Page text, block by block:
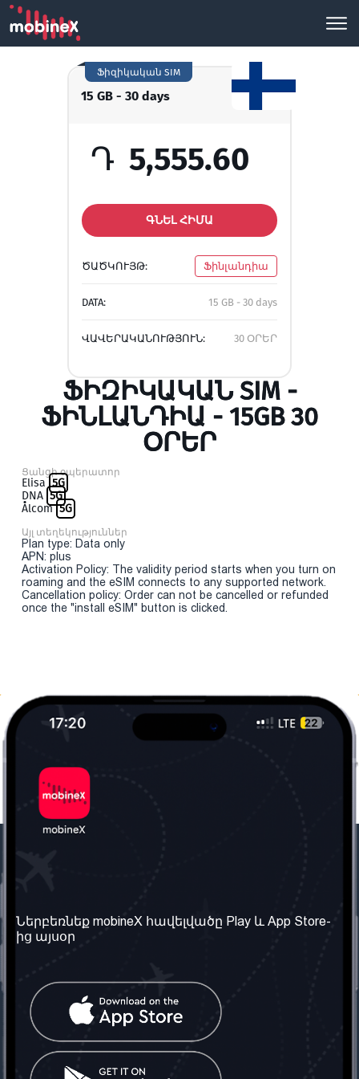
15 GB - 30 days
Ֆիզիկական SIM
Դ 5,555.60
ԳՆԵԼ ՀԻՄԱ
ԾԱԾԿՈՒՅԹ: Ֆինլանդիա
DATA: 15 GB - 30 days
ՎԱՎԵՐԱԿԱՆՈՒԹՅՈՒՆ: 30 ՕՐԵՐ
ՖԻԶԻԿԱԿԱՆ SIM -
ՖԻՆԼԱՆԴԻԱ - 15GB 30
ՕՐԵՐ
Ցանցի օպերատոր
Elisa 5G
DNA 5G
Ålcom 5G
Այլ տեղեկություններ
Plan type: Data only
APN: plus
Activation Policy: The validity period starts when you turn on
roaming and the eSIM connects to any supported network.
Cancellation policy: Order can not be cancelled or refunded
once the "install eSIM" button is clicked.
Մեր մասին
Մեր ծառայությունները
Պայմաններ և դրույթներ
Հաճախ տրվող հարցեր
Կապ մեզ հետ
Միացյալ
Տարածել
սոցիալական
ցանցում
Ներբեռնեք mobineX հավելվածը Play և App Store-
ից այսօր